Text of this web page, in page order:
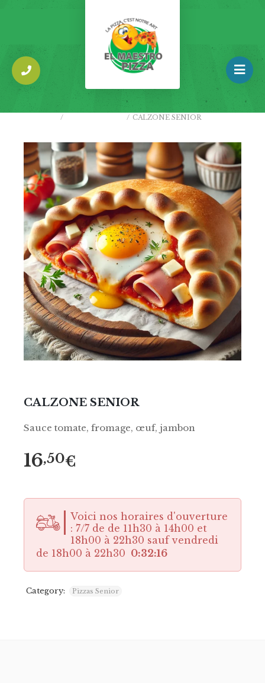
/ / CALZONE SENIOR
CALZONE SENIOR
Sauce tomate, fromage, œuf, jambon
16,50€
Voici nos horaires d'ouverture
: 7/7 de de 11h30 à 14h00 et
18h00 à 22h30 sauf vendredi
de 18h00 à 22h30 0:32:16
Category: Pizzas Senior